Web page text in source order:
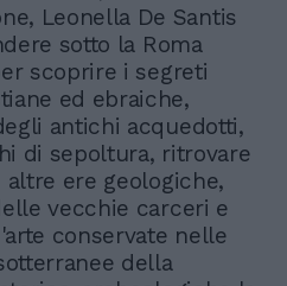
Leonella De Santis
sotto la Roma
scoprire i segreti
ed ebraiche,
antichi acquedotti,
di sepoltura, ritrovare
ere geologiche,
vecchie carceri e
conservate nelle
della